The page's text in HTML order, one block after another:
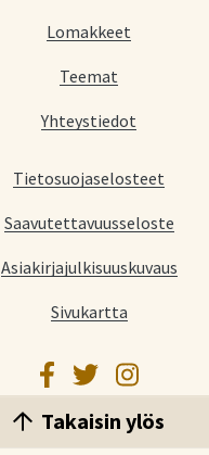
Lomakkeet
Teemat
Yhteystiedot
Tietosuojaselosteet
Saavutettavuusseloste
Asiakirjajulkisuuskuvaus
Sivukartta
Facebook
TwitterInstagram
Takaisin ylös